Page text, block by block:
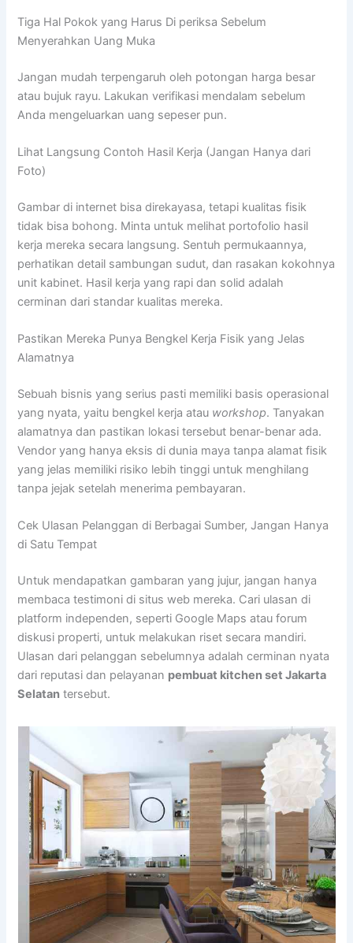
Tiga Hal Pokok yang Harus Di periksa Sebelum
Menyerahkan Uang Muka
Jangan mudah terpengaruh oleh potongan harga besar
atau bujuk rayu. Lakukan verifikasi mendalam sebelum
Anda mengeluarkan uang sepeser pun.
Lihat Langsung Contoh Hasil Kerja (Jangan Hanya dari
Foto)
Gambar di internet bisa direkayasa, tetapi kualitas fisik
tidak bisa bohong. Minta untuk melihat portofolio hasil
kerja mereka secara langsung. Sentuh permukaannya,
perhatikan detail sambungan sudut, dan rasakan kokohnya
unit kabinet. Hasil kerja yang rapi dan solid adalah
cerminan dari standar kualitas mereka.
Pastikan Mereka Punya Bengkel Kerja Fisik yang Jelas
Alamatnya
Sebuah bisnis yang serius pasti memiliki basis operasional
yang nyata, yaitu bengkel kerja atau workshop. Tanyakan
alamatnya dan pastikan lokasi tersebut benar-benar ada.
Vendor yang hanya eksis di dunia maya tanpa alamat fisik
yang jelas memiliki risiko lebih tinggi untuk menghilang
tanpa jejak setelah menerima pembayaran.
Cek Ulasan Pelanggan di Berbagai Sumber, Jangan Hanya
di Satu Tempat
Untuk mendapatkan gambaran yang jujur, jangan hanya
membaca testimoni di situs web mereka. Cari ulasan di
platform independen, seperti Google Maps atau forum
diskusi properti, untuk melakukan riset secara mandiri.
Ulasan dari pelanggan sebelumnya adalah cerminan nyata
dari reputasi dan pelayanan pembuat kitchen set Jakarta
Selatan tersebut.